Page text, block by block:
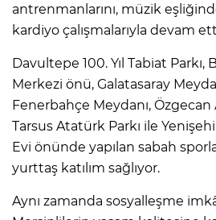
antrenmanlarını, müzik
kardiyo çalışmalarıyla devam
Davultepe 100. Yıl Tabiat Parkı,
Merkezi önü, Galatasaray
Fenerbahçe Meydanı, Özgecan
Tarsus Atatürk Parkı ile
Evi önünde yapılan sabah
yurttaş katılım sağlıyor.
Aynı zamanda sosyalleşme